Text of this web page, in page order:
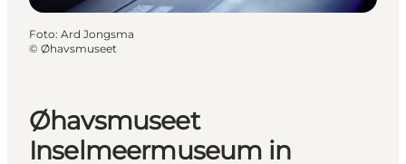
Øhavsmuseet
Inselmeermuseum in
Foto: Ard Jongsma
© Øhavsmuseet